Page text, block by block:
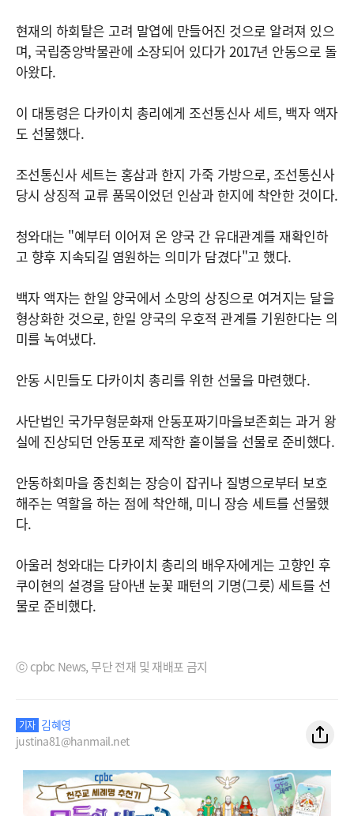
현재의 하회탈은 고려 말엽에 만들어진 것으로 알려져 있으
며, 국립중앙박물관에 소장되어 있다가 2017년 안동으로 돌
아왔다.
이 대통령은 다카이치 총리에게 조선통신사 세트, 백자 액자
도 선물했다.
조선통신사 세트는 홍삼과 한지 가죽 가방으로, 조선통신사
당시 상징적 교류 품목이었던 인삼과 한지에 착안한 것이다.
청와대는 "예부터 이어져 온 양국 간 유대관계를 재확인하
고 향후 지속되길 염원하는 의미가 담겼다"고 했다.
백자 액자는 한일 양국에서 소망의 상징으로 여겨지는 달을
형상화한 것으로, 한일 양국의 우호적 관계를 기원한다는 의
미를 녹여냈다.
안동 시민들도 다카이치 총리를 위한 선물을 마련했다.
사단법인 국가무형문화재 안동포짜기마을보존회는 과거 왕
실에 진상되던 안동포로 제작한 홑이불을 선물로 준비했다.
안동하회마을 종친회는 장승이 잡귀나 질병으로부터 보호
해주는 역할을 하는 점에 착안해, 미니 장승 세트를 선물했
다.
아울러 청와대는 다카이치 총리의 배우자에게는 고향인 후
쿠이현의 설경을 담아낸 눈꽃 패턴의 기명(그릇) 세트를 선
물로 준비했다.
ⓒ cpbc News, 무단 전재 및 재배포 금지
기자 김혜영
justina81@hanmail.net